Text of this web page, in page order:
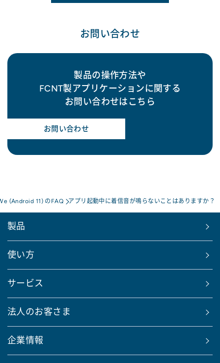
お問い合わせ
製品の操作方法や
FCNT製アプリケーションに関する
お問い合わせはこちら
お問い合わせ
(Android 11) のFAQ アプリ起動中に着信音が鳴らないことはありますか？
製品
使い方
サービス
法人のお客さま
企業情報